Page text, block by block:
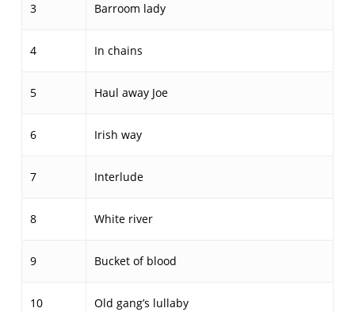
3 Barroom lady
4 In chains
5 Haul away Joe
6 Irish way
7 Interlude
8 White river
9 Bucket of blood
10 Old gang’s lullaby